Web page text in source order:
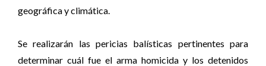
geográfica y climática.
Se realizarán las pericias balísticas pertinentes para
determinar cuál fue el arma homicida y los detenidos